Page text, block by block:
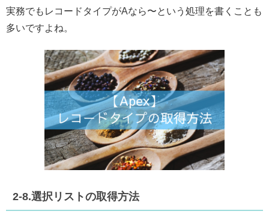
実務でもレコードタイプがAなら〜という処理を書くことも
多いですよね。
2-8.選択リストの取得方法